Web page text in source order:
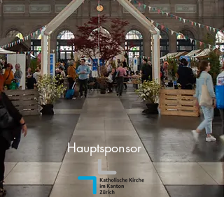
Hauptsponsor